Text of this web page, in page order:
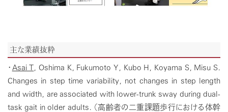
主な業績抜粋
・ Asai T , Oshima K, Fukumoto Y, Kubo H, Koyama S, Misu S.
Changes in step time variability, not changes in step length
and width, are associated with lower-trunk sway during dual-
task gait in older adults. （高齢者の二重課題歩行における体幹